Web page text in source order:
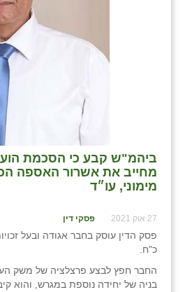
ביהמ"ש קבע כי הסכמת
מחייב את אשרור האספה
מימוני, עו״ד
27 אוק 2021 פסקי דין
פסק הדין עוסק בחבר אגודה ובעל
כ"ח.
החבר חפץ לבצע פרצלציה של משק
בניה של יחידה נוספת במגרש, והוא